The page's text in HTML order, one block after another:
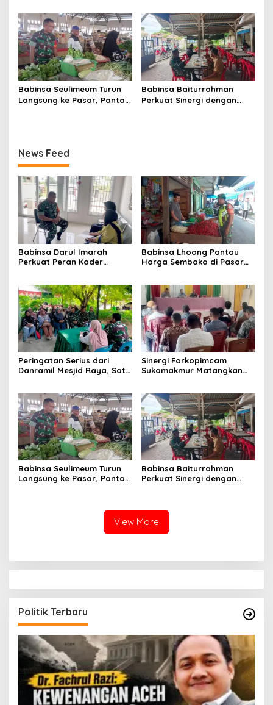
Diri, Keluarga, hingga
Satuan
Semangat Kebersamaan
Jadi Kunci Sukses
Babinsa Seulimeum Turun
Langsung ke Pasar, Pantau
Babinsa Baiturrahman
Perkuat Sinergi dengan
News Feed
Babinsa Darul Imarah
Perkuat Peran Kader
Anak
Babinsa Lhoong Pantau
Harga Sembako di Pasar
Peringatan Serius dari
Danramil Mesjid Raya, Satu
Satuan
Sinergi Forkopimcam
Sukamakmur Matangkan
Jadi Kunci Sukses
Babinsa Seulimeum Turun
Langsung ke Pasar, Pantau
Babinsa Baiturrahman
Perkuat Sinergi dengan
Peningkatan Kualitas SDM
View More
Politik Terbaru